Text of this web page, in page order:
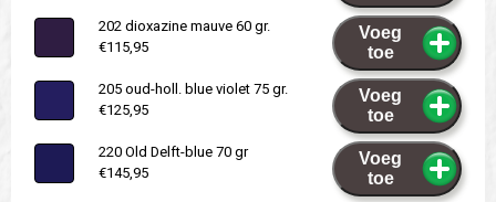
202 dioxazine mauve 60 gr.
€115,95
Voeg
toe
205 oud-holl. blue violet 75 gr.
€125,95
Voeg
toe
220 Old Delft-blue 70 gr
€145,95
Voeg
toe